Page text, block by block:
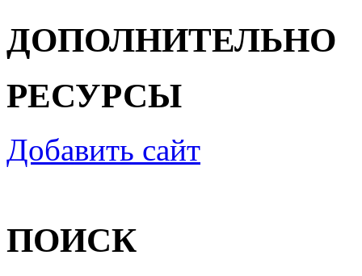
ДОПОЛНИТЕЛЬНО
РЕСУРСЫ
Добавить сайт
ПОИСК